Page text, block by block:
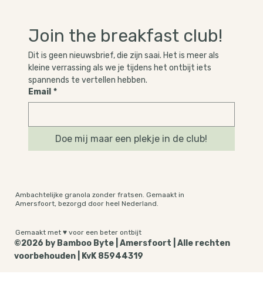
Join the breakfast club!
Dit is geen nieuwsbrief, die zijn saai. Het is meer als
kleine verrassing als we je tijdens het ontbijt iets
spannends te vertellen hebben.
Email *
Doe mij maar een plekje in de club!
Ambachtelijke granola zonder fratsen. Gemaakt in
Amersfoort, bezorgd door heel Nederland.
Gemaakt met ♥ voor een beter ontbijt
©2026 by Bamboo Byte | Amersfoort | Alle rechten
voorbehouden | KvK 85944319